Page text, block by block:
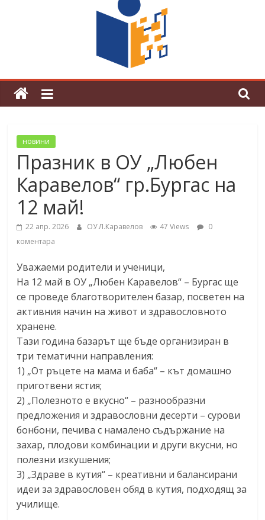
Магията на Андерсен оживя в ОУ
„Любен Каравелов“
новини
Празник в ОУ „Любен
Каравелов“ гр.Бургас на
12 май!
22 апр. 2026 ОУ Л.Каравелов 47 Views
0
коментара
Уважаеми родители и ученици,
На 12 май в ОУ „Любен Каравелов“ – Бургас ще
се проведе благотворителен базар, посветен на
активния начин на живот и здравословното
хранене.
Тази година базарът ще бъде организиран в
три тематични направления:
1) „От ръцете на мама и баба“ – кът домашно
приготвени ястия;
2) „Полезното е вкусно“ – разнообразни
предложения и здравословни десерти – сурови
бонбони, печива с намалено съдържание на
захар, плодови комбинации и други вкусни, но
полезни изкушения;
3) „Здраве в кутия“ – креативни и балансирани
идеи за здравословен обяд в кутия, подходящ за
училище.